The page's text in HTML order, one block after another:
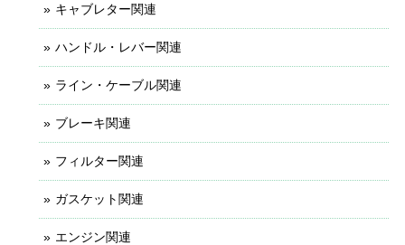
キャブレター関連
ハンドル・レバー関連
ライン・ケーブル関連
ブレーキ関連
フィルター関連
ガスケット関連
エンジン関連